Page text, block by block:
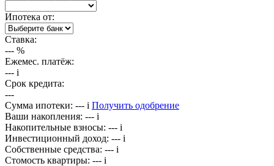
Ипотека от:
Ставка:
--- %
Ежемес. платёж:
--- i
Срок кредита:
---
Сумма ипотеки: --- i Получить одобрение
Ваши накопления: --- i
Накопительные взносы: --- i
Инвестиционный доход: --- i
Собственные средства: --- i
Стомость квартиры: --- i